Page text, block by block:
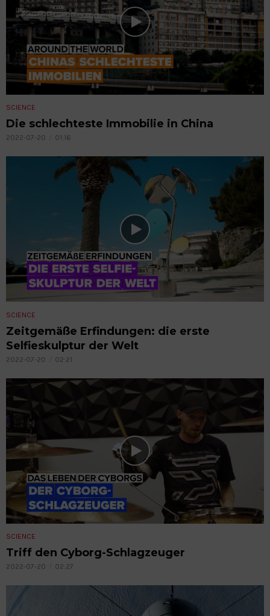
SCIENCE
Die schlechteste Immobilie in China
2022-07-20 01:16
SCIENCE
Zeitgemäße Erfindungen: die erste
Selfieskulptur der Welt
2022-07-20 02:21
SCIENCE
Triff den Cyborg-Schlagzeuger
2022-07-20 02:27